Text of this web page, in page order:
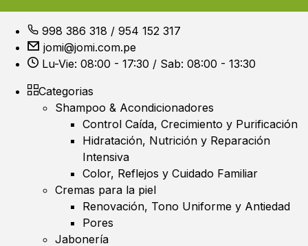
998 386 318 / 954 152 317
jomi@jomi.com.pe
Lu-Vie: 08:00 - 17:30 / Sab: 08:00 - 13:30
Categorias
Shampoo & Acondicionadores
Control Caída, Crecimiento y Purificación
Hidratación, Nutrición y Reparación
Intensiva
Color, Reflejos y Cuidado Familiar
Cremas para la piel
Renovación, Tono Uniforme y Antiedad
Pores
Jabonería